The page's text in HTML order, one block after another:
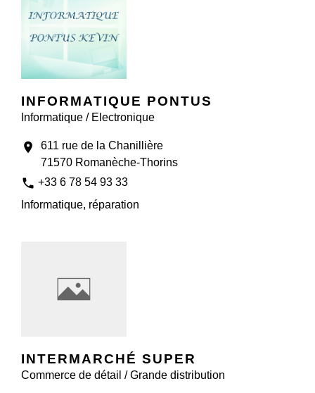
INFORMATIQUE PONTUS
Informatique / Electronique
location_on
611 rue de la Chanillière
71570 Romanèche-Thorins
phone +33 6 78 54 93 33
Informatique, réparation
INTERMARCHÉ SUPER
Commerce de détail / Grande distribution